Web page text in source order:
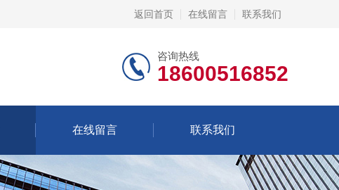
返回首页 在线留言 联系我们
咨询热线
18600516852
在线留言 联系我们